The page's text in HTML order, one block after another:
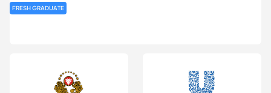
FRESH GRADUATE